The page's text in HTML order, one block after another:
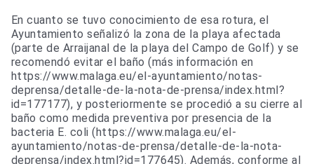
En cuanto se tuvo conocimiento de esa rotura, el
Ayuntamiento señalizó la zona de la playa afectada
(parte de Arraijanal de la playa del Campo de Golf) y se
recomendó evitar el baño (más información en
https://www.malaga.eu/el-ayuntamiento/notas-
deprensa/detalle-de-la-nota-de-prensa/index.html?
id=177177), y posteriormente se procedió a su cierre al
baño como medida preventiva por presencia de la
bacteria E. coli (https://www.malaga.eu/el-
ayuntamiento/notas-de-prensa/detalle-de-la-nota-
deprensa/index.html?id=177645). Además, conforme al